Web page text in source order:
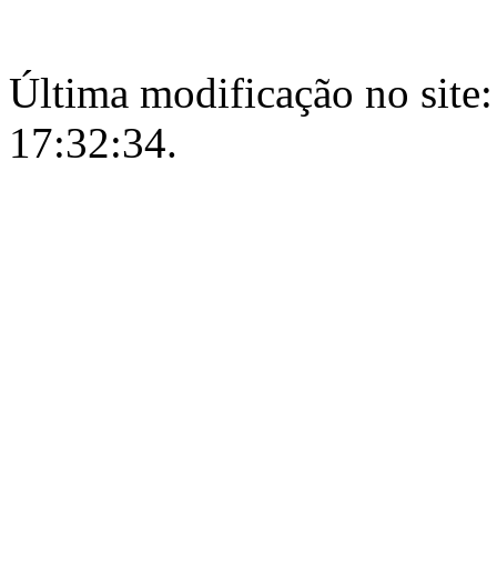
Última modificação no
17:32:34.